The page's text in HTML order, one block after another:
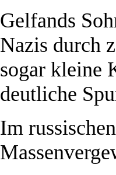
Gelfands
Nazis durch
sogar kleine
deutliche
Im